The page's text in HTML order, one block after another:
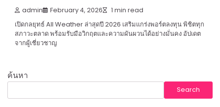
admin February 4, 2026 1 min read
เปิดกลยุทธ์ All Weather ล่าสุดปี 2026 เสริมแกร่งพอร์ตลงทุน พิชิตทุก
สภาวะตลาด พร้อมรับมือวิกฤตและความผันผวนได้อย่างมั่นคง อัปเดต
จากผู้เชี่ยวชาญ
ค้นหา
Search